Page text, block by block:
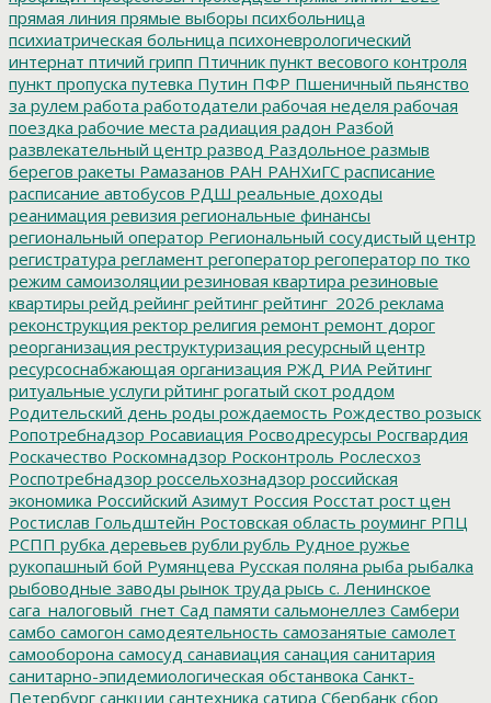
прямая линия прямые выборы психбольница
психиатрическая больница психоневрологический
интернат птичий грипп Птичник пункт весового контроля
пункт пропуска путевка Путин ПФР Пшеничный пьянство
за рулем работа работодатели рабочая неделя рабочая
поездка рабочие места радиация радон Разбой
развлекательный центр развод Раздольное размыв
берегов ракеты Рамазанов РАН РАНХиГС расписание
расписание автобусов РДШ реальные доходы
реанимация ревизия региональные финансы
региональный оператор Региональный сосудистый центр
регистратура регламент регоператор регоператор по тко
режим самоизоляции резиновая квартира резиновые
квартиры рейд рейинг рейтинг рейтинг_2026 реклама
реконструкция ректор религия ремонт ремонт дорог
реорганизация реструктуризация ресурсный центр
ресурсоснабжающая организация РЖД РИА Рейтинг
ритуальные услуги рйтинг рогатый скот роддом
Родительский день роды рождаемость Рождество розыск
Ропотребнадзор Росавиация Росводресурсы Росгвардия
Роскачество Роскомнадзор Росконтроль Рослесхоз
Роспотребнадзор россельхознадзор российская
экономика Российский Азимут Россия Росстат рост цен
Ростислав Гольдштейн Ростовская область роуминг РПЦ
РСПП рубка деревьев рубли рубль Рудное ружье
рукопашный бой Румянцева Русская поляна рыба рыбалка
рыбоводные заводы рынок труда рысь с. Ленинское
сага_налоговый_гнет Сад памяти сальмонеллез Самбери
самбо самогон самодеятельность самозанятые самолет
самооборона самосуд санавиация санация санитария
санитарно-эпидемиологическая обстанвока Санкт-
Петербург санкции сантехника сатира Сбербанк сбор